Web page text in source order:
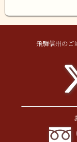
大き目で食べ応えがあ
自分のごほうびに、甘
飛騨信州のご